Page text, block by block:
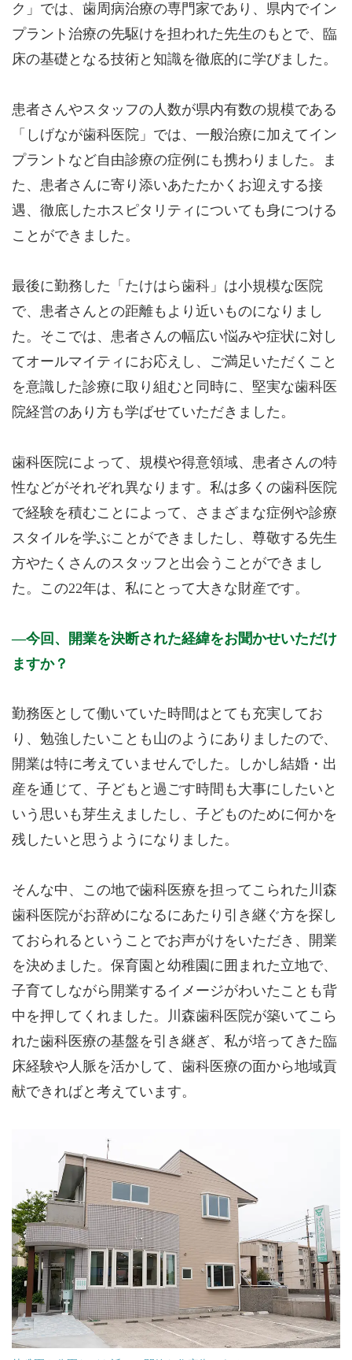
ク」では、歯周病治療の専門家であり、県内でイン
プラント治療の先駆けを担われた先生のもとで、臨
床の基礎となる技術と知識を徹底的に学びました。
患者さんやスタッフの人数が県内有数の規模である
「しげなが歯科医院」では、一般治療に加えてイン
プラントなど自由診療の症例にも携わりました。ま
た、患者さんに寄り添いあたたかくお迎えする接
遇、徹底したホスピタリティについても身につける
ことができました。
最後に勤務した「たけはら歯科」は小規模な医院
で、患者さんとの距離もより近いものになりまし
た。そこでは、患者さんの幅広い悩みや症状に対し
てオールマイティにお応えし、ご満足いただくこと
を意識した診療に取り組むと同時に、堅実な歯科医
院経営のあり方も学ばせていただきました。
歯科医院によって、規模や得意領域、患者さんの特
性などがそれぞれ異なります。私は多くの歯科医院
で経験を積むことによって、さまざまな症例や診療
スタイルを学ぶことができましたし、尊敬する先生
方やたくさんのスタッフと出会うことができまし
た。この22年は、私にとって大きな財産です。
今回、開業を決断された経緯をお聞かせいただけ
ますか？
勤務医として働いていた時間はとても充実してお
り、勉強したいことも山のようにありましたので、
開業は特に考えていませんでした。しかし結婚・出
産を通じて、子どもと過ごす時間も大事にしたいと
いう思いも芽生えましたし、子どものために何かを
残したいと思うようになりました。
そんな中、この地で歯科医療を担ってこられた川森
歯科医院がお辞めになるにあたり引き継ぐ方を探し
ておられるということでお声がけをいただき、開業
を決めました。保育園と幼稚園に囲まれた立地で、
子育てしながら開業するイメージがわいたことも背
中を押してくれました。川森歯科医院が築いてこら
れた歯科医療の基盤を引き継ぎ、私が培ってきた臨
床経験や人脈を活かして、歯科医療の面から地域貢
献できればと考えています。